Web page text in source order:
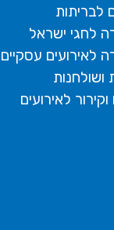
לבריתות
לחגי ישראל
לאירועים עסקיים
לאירועים